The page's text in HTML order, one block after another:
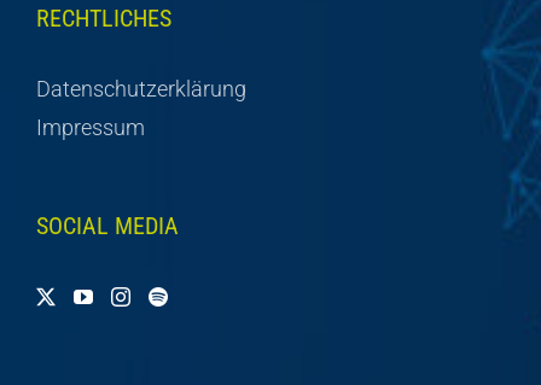
RECHTLICHES
Datenschutzerklärung
Impressum
SOCIAL MEDIA